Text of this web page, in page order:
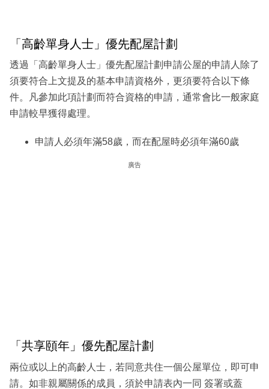
「高齡單身人士」優先配屋計劃
透過「高齡單身人士」優先配屋計劃申請公屋的申請人除了
須要符合上文提及的基本申請資格外，更須要符合以下條
件。凡參加此項計劃而符合資格的申請，通常會比一般家庭
申請較早獲得處理。
申請人必須年滿58歲，而在配屋時必須年滿60歲
廣告
「共享頤年」優先配屋計劃
兩位或以上的高齡人士，若同意共住一個公屋單位，即可申
請。如非親屬關係的成員，須於申請表內一同 簽署或蓋